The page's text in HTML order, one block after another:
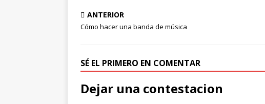
ANTERIOR
Cómo hacer una banda de música
SÉ EL PRIMERO EN COMENTAR
Dejar una contestacion